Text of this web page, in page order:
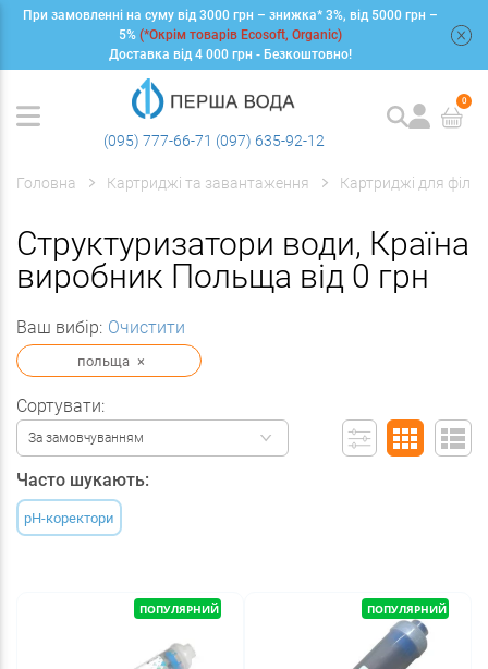
При замовленні на суму від 3000 грн – знижка* 3%, від 5000 грн –
5% (*Окрім товарів Ecosoft, Organic)
Доставка від 4 000 грн - Безкоштовно!
(095) 777-66-71 (097) 635-92-12
0
Головна Картриджі та завантаження Картриджі для
Структуризатори води, Країна
виробник Польща від 0 грн
Ваш вибір: Очистити
польща ×
Сортувати:
За замовчуванням
Часто шукають:
pH-коректори
ПОПУЛЯРНИЙ ПОПУЛЯРНИЙ